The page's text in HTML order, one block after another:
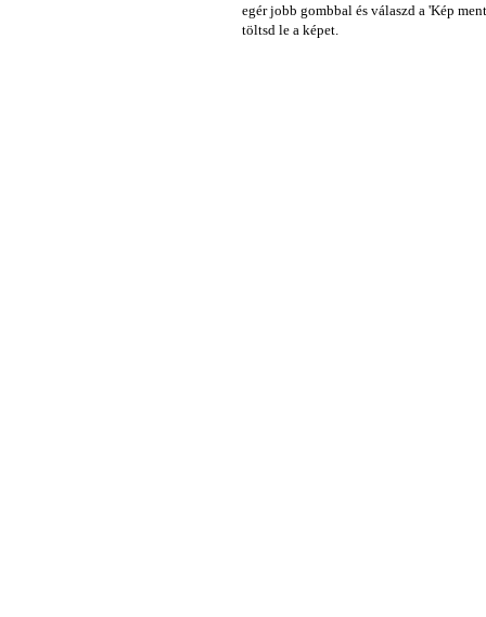
egér jobb gombbal és válaszd a 'Kép
töltsd le a képet.